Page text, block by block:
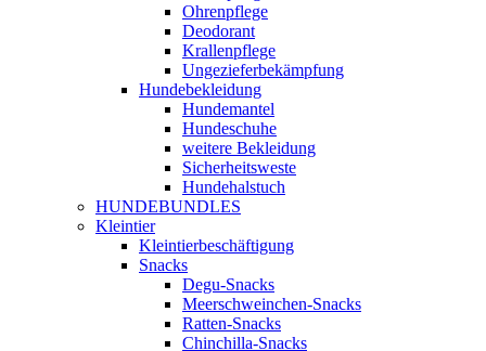
Ohrenpflege
Deodorant
Krallenpflege
Ungezieferbekämpfung
Hundebekleidung
Hundemantel
Hundeschuhe
weitere Bekleidung
Sicherheitsweste
Hundehalstuch
HUNDEBUNDLES
Kleintier
Kleintierbeschäftigung
Snacks
Degu-Snacks
Meerschweinchen-Snacks
Ratten-Snacks
Chinchilla-Snacks